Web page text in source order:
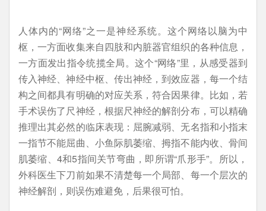
人体内的“网络”之一是神经系统。这个网络以脑为中
枢，一方面收集来自四肢和内脏器官组织的各种信息，
一方面发出指令统揽全局。这个“网络”里，从感受器到
传入神经、神经中枢、传出神经，到效应器，每一个结
构之间都具有明确的对应关系，符合因果律。比如，若
手术误伤了尺神经，根据尺神经的解剖分布，可以精确
推理出其必然的临床表现：屈腕减弱、无名指和小指末
一指节不能屈曲、小鱼际肌萎缩、拇指不能内收、骨间
肌萎缩、4和5指间关节弯曲，即所谓“爪形手”。所以，
外科医生下刀前如果不清楚每一个局部、每一个层次的
神经解剖，则误伤难避免，后果很可怕。